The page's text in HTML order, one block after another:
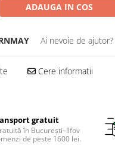
ADAUGA IN COS
Ai nevoie de ajutor?
Cere informatii
gratuit
în București–Ilfov
de peste 1600 lei.